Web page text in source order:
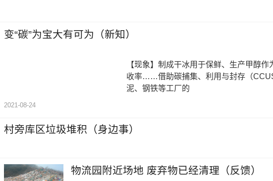
变“碳”为宝大有可为（新知）
【现象】制成干冰用于保鲜、生产甲醇
收率……借助碳捕集、利用与封存（
泥、钢铁等工厂的
2021-08-24
村旁库区垃圾堆积（身边事）
物流园附近场地 废弃物已经清理（反馈）